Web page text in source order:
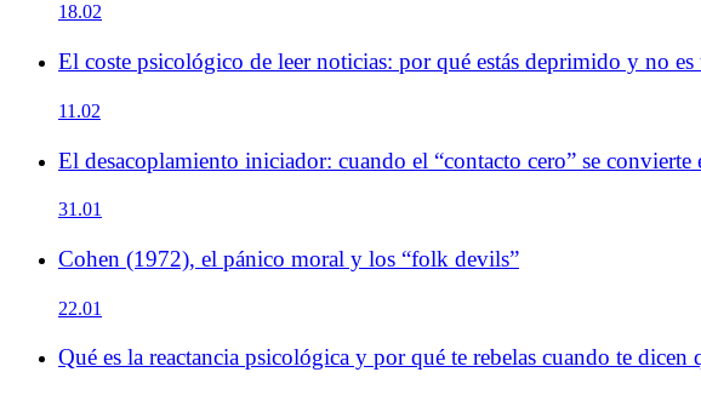
18.02
El coste psicológico de leer noticias: por qué estás deprimido y no es
11.02
El desacoplamiento iniciador: cuando el “contacto cero” se convierte
31.01
Cohen (1972), el pánico moral y los “folk devils”
22.01
Qué es la reactancia psicológica y por qué te rebelas cuando te dicen